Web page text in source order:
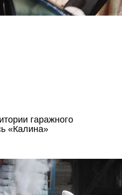
гаражного
«Калина»